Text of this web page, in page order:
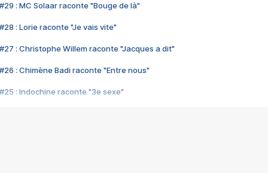
#29 : MC Solaar raconte "Bouge de là"
#28 : Lorie raconte "Je vais vite"
#27 : Christophe Willem raconte "Jacques a dit"
#26 : Chimène Badi raconte "Entre nous"
#25 : Indochine raconte "3e sexe"